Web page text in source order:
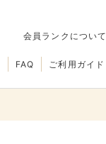
会員ランクについて
ご利用ガイド
FAQ